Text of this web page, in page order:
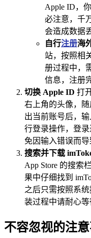
Apple ID，
必注意，千
会造成数据
自行注册海
站，按照相
册过程中，
信息，注册
切换 Apple ID 打
右上角的头像，
出当前账号后，
行登录操作，登
免因输入错误而导
搜索并下载
App Store 的搜索
果中仔细找到
之后只需按照系
装过程中请耐心等
不容忽视的注